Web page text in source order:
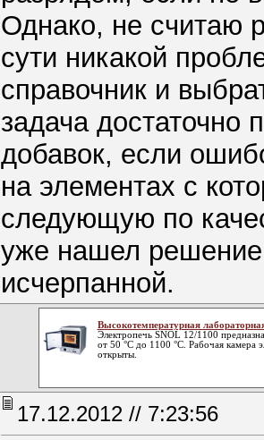
Однако, не считаю
сути никакой
справочник и
задача достаточно
добавок, если
на элементах с
следующую по
уже нашел
исчерпанной.
Высокотемпературная
Электропечь SNOL 12/1100
от 50 °С до 1100 °С. Рабочая камера
открыты.
17.12.2012 // 7:23:56